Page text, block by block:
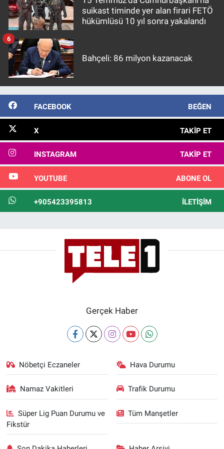
suikast timinde yer alan firari FETÖ
hükümlüsü 10 yıl sonra yakalandı
Bahçeli: 86 milyon kazanacak
6
FACEBOOK BEĞEN
X TAKIP ET
INSTAGRAM TAKIP ET
YOUTUBE ABONE OL
+905423395813 İLETIŞIM
Gerçek Haber
Nöbetçi Eczaneler Hava Durumu
Namaz Vakitleri Trafik Durumu
Süper Lig Puan Durumu ve
Fikstür
Tüm Manşetler
Nedir
Popüler
Programlar
Sağlık
Spor
Teknoloji
Türkiye'nin Geleceği
Türkiye'nin Gündemi
Yerel Gündem